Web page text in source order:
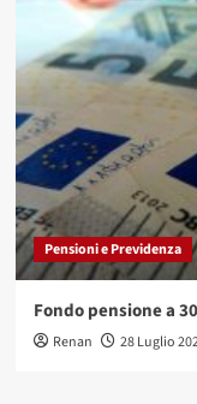
Pensioni e Previdenza
Fondo pensione a
Renan 28 Luglio